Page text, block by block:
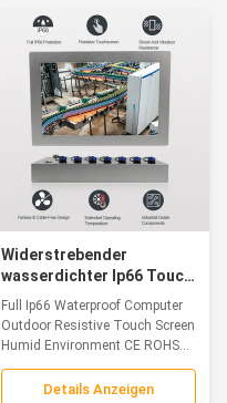
Widerstrebender
wasserdichter Ip66 Touch
Screen PC im Freien
feuchter Umwelt-
Gebrauch
Full Ip66 Waterproof Computer
Outdoor Resistive Touch Screen
Humid Environment CE ROHS
Feature...
Details Anzeigen